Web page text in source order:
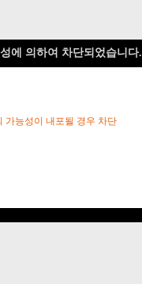
에 의하여 차단되었습니다.
가능성이 내포될 경우 차단